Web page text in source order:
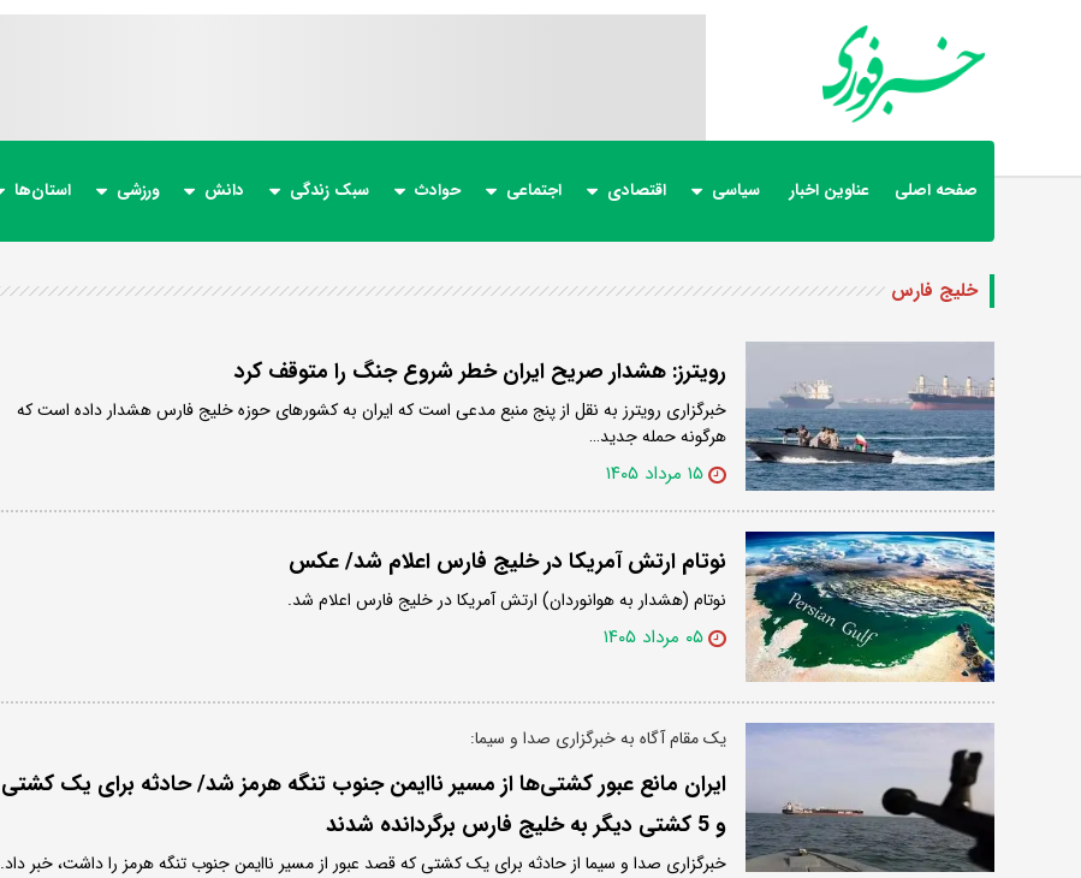
صفحه اصلی عناوین اخبار سیاسی اقتصادی اجتماعی حوادث سبک زندگی دانش ورزشی استان‌ها
خلیج فارس
رویترز: هشدار صریح ایران خطر شروع جنگ را متوقف کرد
خبرگزاری رویترز به نقل از پنج منبع مدعی است که ایران به کشورهای حوزه خلیج فارس هشدار داده است که
هرگونه حمله جدید…
۱۵ مرداد ۱۴۰۵
نوتام ارتش آمریکا در خلیج فارس اعلام شد/ عکس
نوتام (هشدار به هوانوردان) ارتش آمریکا در خلیج فارس اعلام شد.
۰۵ مرداد ۱۴۰۵
یک مقام آگاه به خبرگزاری صدا و سیما:
ایران مانع عبور کشتی‌ها از مسیر ناایمن جنوب تنگه هرمز شد/ حادثه برای یک کشتی
و 5 کشتی دیگر به خلیج فارس برگردانده شدند
خبرگزاری صدا و سیما از حادثه برای یک کشتی که قصد عبور از مسیر ناایمن جنوب تنگه هرمز را داشت، خبر داد.